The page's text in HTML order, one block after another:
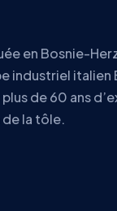
en Bosnie-
industriel italien
de 60 ans
la tôle.